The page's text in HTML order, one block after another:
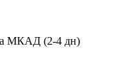
МКАД (2-4 дн)